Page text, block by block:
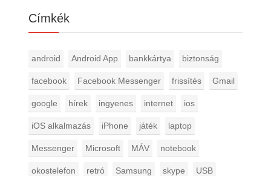
Címkék
android Android App bankkártya biztonság
facebook Facebook Messenger frissítés Gmail
google hírek ingyenes internet ios
iOS alkalmazás iPhone játék laptop
Messenger Microsoft MÁV notebook
okostelefon retró Samsung skype USB